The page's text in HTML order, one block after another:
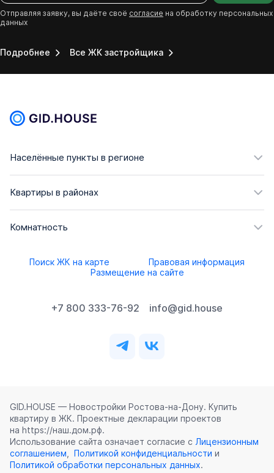
Отправляя заявку, вы даёте своё согласие на обработку персональных
данных
Подробнее Все ЖК застройщика
Населённые пункты в регионе
Квартиры в районах
Комнатность
Поиск ЖК на карте
Правовая информация
Размещение на сайте
+7 800 333-76-92 info@gid.house
GID.HOUSE — Новостройки Ростова‑на‑Дону. Купить
квартиру в ЖК. Проектные декларации проектов
на https://наш.дом.рф.
Использование сайта означает согласие с Лицензионным
соглашением
Политикой конфиденциальности и
Политикой обработки персональных данных.